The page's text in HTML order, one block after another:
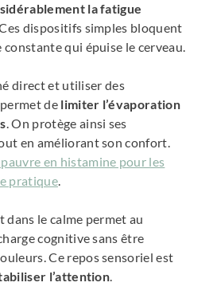
la fatigue
dispositifs simples bloquent
constante qui épuise le cerveau.
direct et utiliser des
de limiter l’évaporation
. On protège ainsi ses
en améliorant son confort.
pauvre en histamine pour les
pratique.
dans le calme permet au
cognitive sans être
Ce repos sensoriel est
l’attention.